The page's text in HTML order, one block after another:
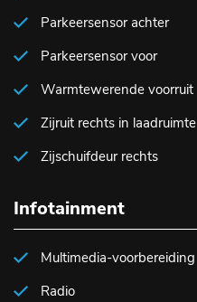
Parkeersensor achter
Parkeersensor voor
Warmtewerende voorruit
Zijruit rechts in laadruimte
Zijschuifdeur rechts
Infotainment
Multimedia-voorbereiding
Radio